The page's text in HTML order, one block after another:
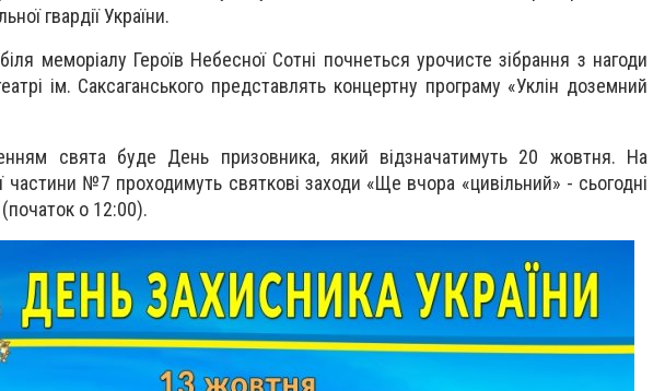
гвардії України.
меморіалу Героїв Небесної Сотні почнеться урочисте зібрання з нагоди
ім. Саксаганського представлять концертну програму «Уклін доземний
свята буде День призовника, який відзначатимуть 20 жовтня. На
частини №7 проходимуть святкові заходи «Ще вчора «цивільний» - сьогодні
о 12:00).